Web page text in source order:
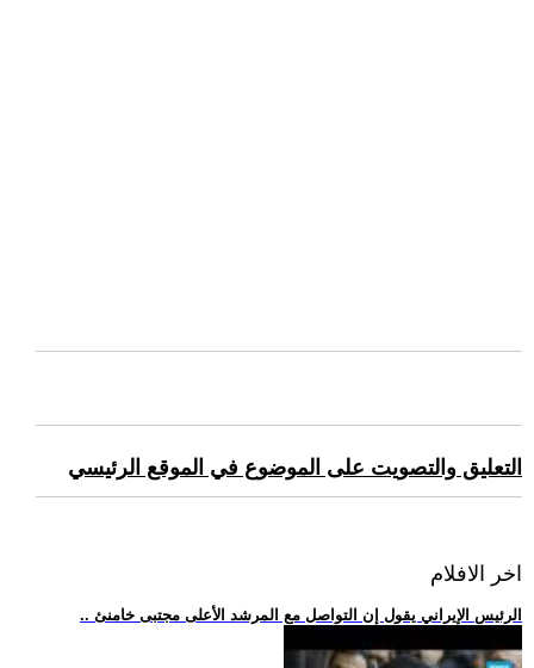
التعليق والتصويت على الموضوع في الموقع الرئيسي
اخر الافلام
.. الرئيس الإيراني يقول إن التواصل مع المرشد الأعلى مجتبى خامنئ